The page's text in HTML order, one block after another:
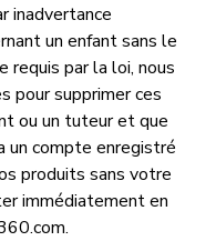
inadvertance
un enfant sans le
par la loi, nous
pour supprimer ces
ou un tuteur et que
un compte enregistré
produits sans votre
immédiatement en
.